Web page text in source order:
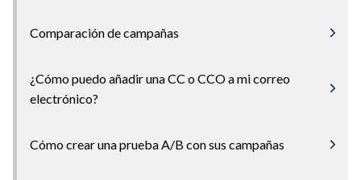
Comparación de campañas
¿Cómo puedo añadir una CC o CCO a mi correo
electrónico?
Cómo crear una prueba A/B con sus campañas